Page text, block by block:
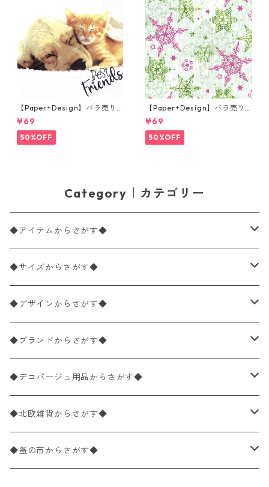
【Paper+Design】バラ売り2
枚 ランチサイズ ペーパーナプ
キン Dog & Cat ホワイト
¥69
50%OFF
【Paper+Design】バラ売り2
枚 ランチサイズ ペーパーナプ
キン DELICATE STARS グリー
ン
¥69
50%OFF
Category｜カテゴリー
◆アイテムからさがす◆
ペーパーナプキン2枚バラ売り
ペーパーナプキン1枚バラ売り
ペーパーナプキン20枚入りパック
ペーパーナプキン10枚入りパック
ライスペーパー
ペーパーリネンナプキン
◆サイズからさがす◆
33×33cm（ランチサイズ）
バラ売り
パック売り
25×25cm（カクテルサイズ）
バラ売り
パック売り
40×40cm（ディナーサイズ）
バラ売り
パック売り
21×21cm（ポケットサイズ）
バラ売り
33cm（ラウンド）
◆デザインからさがす◆
花柄
植物・グリーン柄
動物・鳥・昆虫・蝶柄
海・魚柄
◆ブランドからさがす◆
ドイツ製 IHR/イア
ランチサイズ
カクテルサイズ
ドイツ製 Ambiente/アンビエンテ
ランチサイズ
ドイツ製 Paperproducts Design
◆デコパージュ用品からさがす◆
デコパージュ液
デコパージュ下地
◆北欧雑貨からさがす◆
シリコンモールド
◆蚤の市からさがす◆